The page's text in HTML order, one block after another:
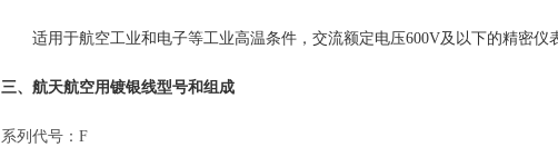
适用于航空工业和电子等工业高温条件，交流额定电压600V及以下的精密仪
三、 航天航空用镀银线型号和组成
系列代号： F